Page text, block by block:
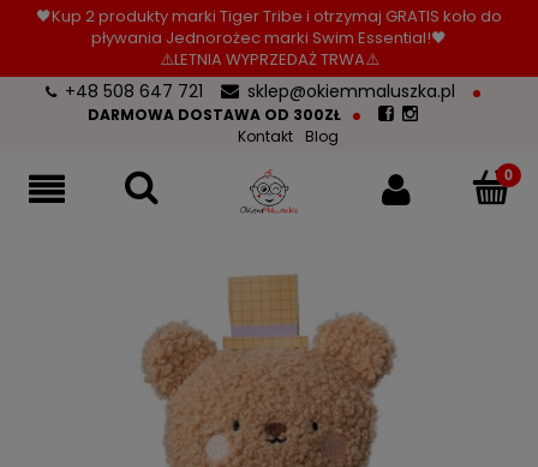
🖤Kup 2 produkty marki Tiger Tribe i otrzymaj GRATIS koło do
pływania Jednorożec marki Swim Essential!🖤
⚠️LETNIA WYPRZEDAŻ TRWA⚠️
+48 508 647 721 sklep@okiemmaluszka.pl
DARMOWA DOSTAWA OD 300ZŁ
Kontakt
Blog